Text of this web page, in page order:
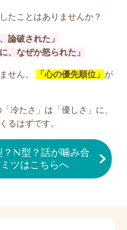
たことはありませんか？
論破された」
、なぜか怒られた」
せん。 「心の優先順位」 が
冷たさ」は「優しさ」に、
るはずです。
？N型？話が噛み合
ツはこちらへ